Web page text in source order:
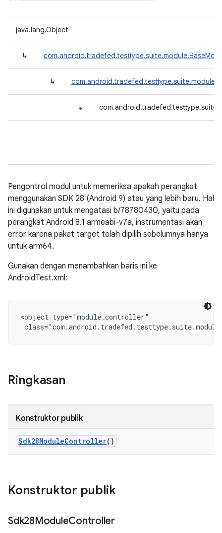
java.lang.Object
↳
↳
↳
Pengontrol modul untuk memeriksa apakah perangkat
menggunakan SDK 28 (Android 9) atau yang lebih baru. Hal
ini digunakan untuk mengatasi b/78780430, yaitu pada
perangkat Android 8.1 armeabi-v7a, instrumentasi akan
error karena paket target telah dipilih sebelumnya hanya
untuk arm64.
Gunakan dengan menambahkan baris ini ke
AndroidTest.xml:
<object type="module_controller"
Ringkasan
Konstruktor publik
Sdk28ModuleController()
Konstruktor publik
Sdk28ModuleController